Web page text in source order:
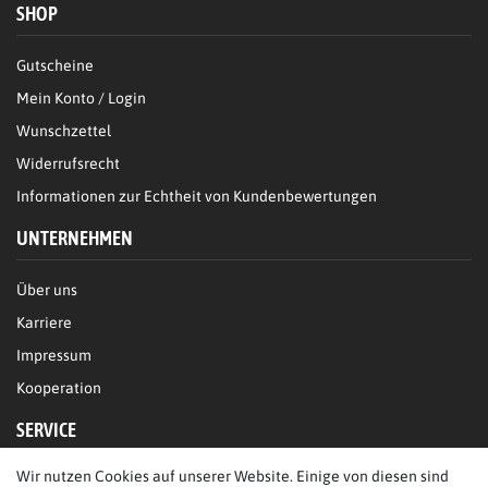
SHOP
Gutscheine
Mein Konto / Login
Wunschzettel
Widerrufsrecht
Informationen zur Echtheit von Kundenbewertungen
UNTERNEHMEN
Über uns
Karriere
Impressum
Kooperation
SERVICE
FAQ/Hilfe
Wir nutzen Cookies auf unserer Website. Einige von diesen sind